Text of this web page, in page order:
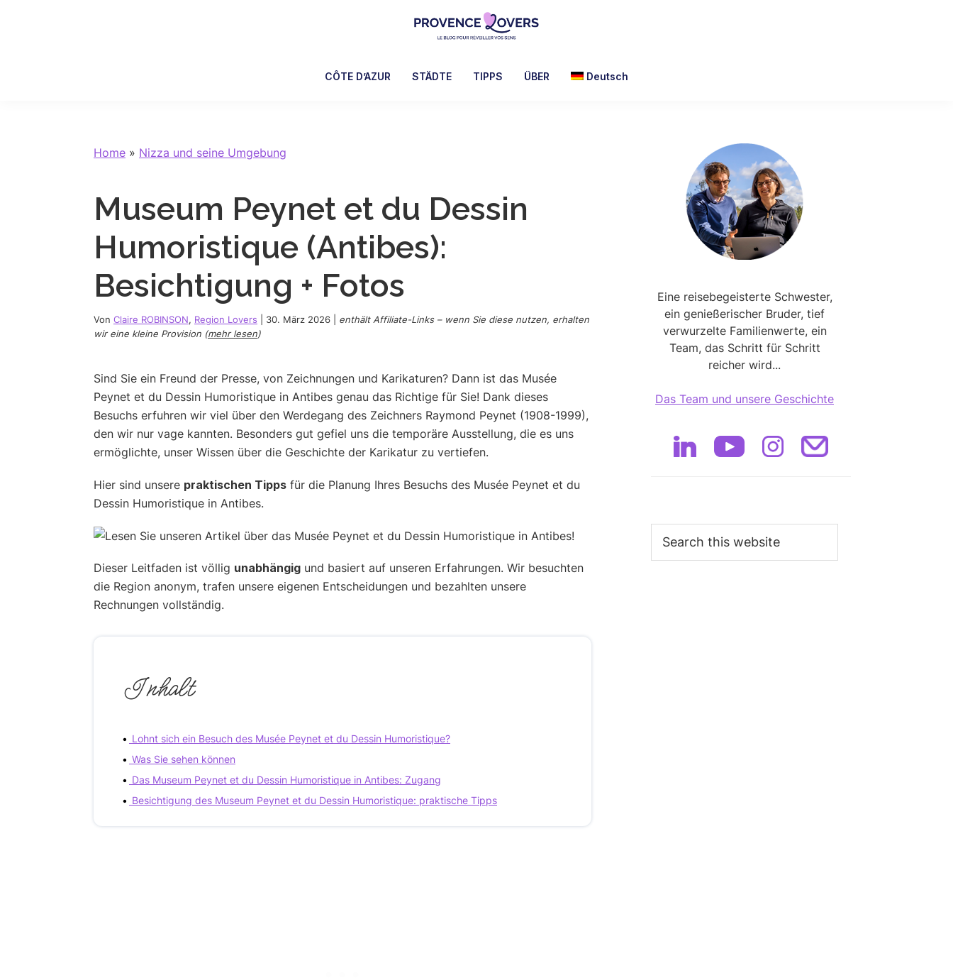
Lovers
Ihre
-
Le
blog
de
Manu
CÔTE D’AZUR STÄDTE TIPPS ÜBER Deutsch
Home » Nizza und seine Umgebung
Museum Peynet et du Dessin
Humoristique (Antibes):
Besichtigung + Fotos
Von Claire ROBINSON, Region Lovers 30. März 2026
enthält Affiliate-Links – wenn Sie diese nutzen, erhalten
wir eine kleine Provision (mehr lesen)
Sind Sie ein Freund der Presse, von Zeichnungen und Karikaturen? Dann ist das Musée
Peynet et du Dessin Humoristique in Antibes genau das Richtige für Sie! Dank dieses
Besuchs erfuhren wir viel über den Werdegang des Zeichners Raymond Peynet (1908-1999),
den wir nur vage kannten. Besonders gut gefiel uns die temporäre Ausstellung, die es uns
ermöglichte, unser Wissen über die Geschichte der Karikatur zu vertiefen.
Hier sind unsere praktischen Tipps für die Planung Ihres Besuchs des Musée Peynet et du
Dessin Humoristique in Antibes.
Dieser Leitfaden ist völlig unabhängig und basiert auf unseren Erfahrungen. Wir besuchten
die Region anonym, trafen unsere eigenen Entscheidungen und bezahlten unsere
Rechnungen vollständig.
Inhalt
Lohnt sich ein Besuch des Musée Peynet et du Dessin Humoristique?
Was Sie sehen können
Das Museum Peynet et du Dessin Humoristique in Antibes: Zugang
Besichtigung des Museum Peynet et du Dessin Humoristique: praktische Tipps
Primary
Sidebar
Eine reisebegeisterte Schwester,
ein genießerischer Bruder, tief
verwurzelte Familienwerte, ein
Team, das Schritt für Schritt
reicher wird...
Das Team und unsere Geschichte
this